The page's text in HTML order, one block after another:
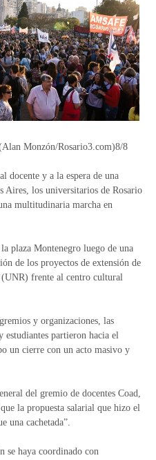
Monzón/Rosario3.com)8/8
docente y a la espera de una
Aires, los universitarios de Rosario
multitudinaria marcha en
plaza Montenegro luego de una
de los proyectos de extensión de
frente al centro cultural
y organizaciones, las
estudiantes partieron hacia el
un cierre con un acto masivo y
del gremio de docentes Coad,
la propuesta salarial que hizo el
una cachetada”.
se haya coordinado con